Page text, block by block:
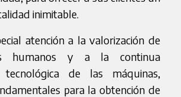
inimitable.
atención a la valorización de
humanos y a la continua
tecnológica de las máquinas,
para la obtención de